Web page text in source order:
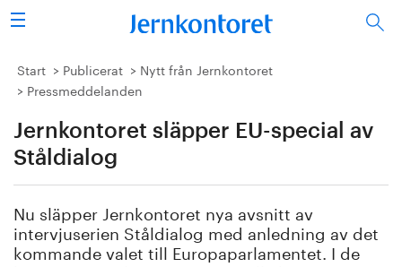
Sök
Stålindustrin
Forskning/utbildning
Energi/miljö
Vi tycker
Start Publicerat
Nytt från Jernkontoret
Pressmeddelanden
Jernkontoret släpper EU-special av
Ståldialog
Nu släpper Jernkontoret nya avsnitt av
intervjuserien Ståldialog med anledning av det
kommande valet till Europaparlamentet. I de